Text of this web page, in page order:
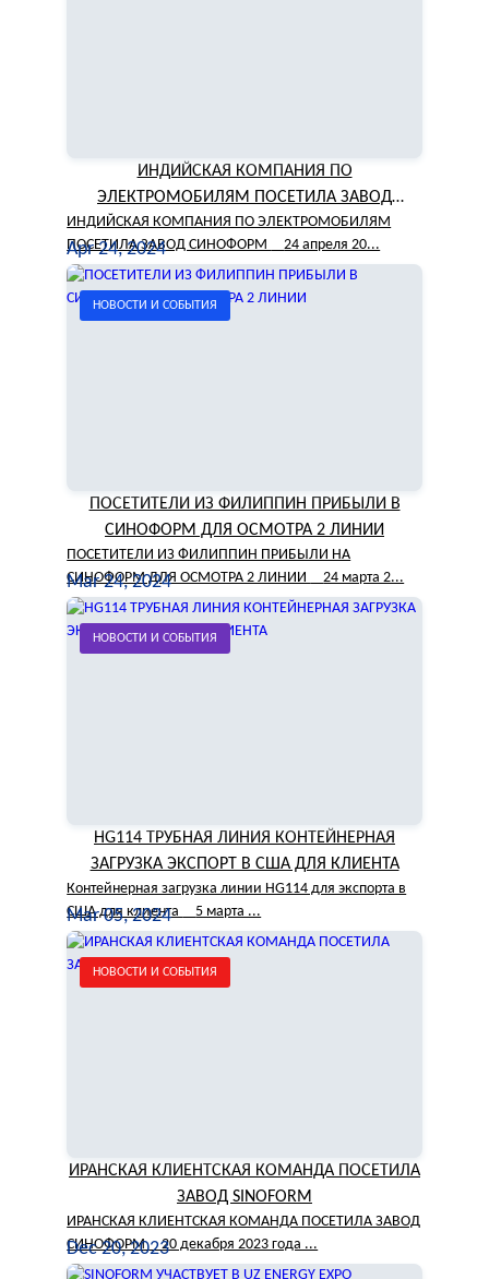
ИНДИЙСКАЯ КОМПАНИЯ ПО
ЭЛЕКТРОМОБИЛЯМ ПОСЕТИЛА ЗАВОД
SINOFORM
ИНДИЙСКАЯ КОМПАНИЯ ПО ЭЛЕКТРОМОБИЛЯМ
ПОСЕТИЛА ЗАВОД СИНОФОРМ 24 апреля 20...
Apr 24, 2024
НОВОСТИ И СОБЫТИЯ
ПОСЕТИТЕЛИ ИЗ ФИЛИППИН ПРИБЫЛИ В
СИНОФОРМ ДЛЯ ОСМОТРА 2 ЛИНИИ
ПОСЕТИТЕЛИ ИЗ ФИЛИППИН ПРИБЫЛИ НА
СИНОФОРМ ДЛЯ ОСМОТРА 2 ЛИНИИ 24 марта 2...
Mar 24, 2024
НОВОСТИ И СОБЫТИЯ
HG114 ТРУБНАЯ ЛИНИЯ КОНТЕЙНЕРНАЯ
ЗАГРУЗКА ЭКСПОРТ В США ДЛЯ КЛИЕНТА
Контейнерная загрузка линии HG114 для экспорта в
США для клиента 5 марта ...
Mar 05, 2024
НОВОСТИ И СОБЫТИЯ
ИРАНСКАЯ КЛИЕНТСКАЯ КОМАНДА ПОСЕТИЛА
ЗАВОД SINOFORM
ИРАНСКАЯ КЛИЕНТСКАЯ КОМАНДА ПОСЕТИЛА ЗАВОД
СИНОФОРМ 20 декабря 2023 года ...
Dec 20, 2023